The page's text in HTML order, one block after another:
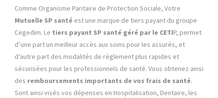
Comme Organisme Paritaire de Protection Sociale, Votre
Mutuelle SP santé est une marque de tiers payant du groupe
Cegedim. Le tiers payant SP santé géré par le CETIP, permet
d’une part un meilleur accès aux soins pour les assurés, et
d’autre part des modalités de règlement plus rapides et
sécurisées pour les professionnels de santé. Vous obtenez ainsi
des remboursements importants de vos frais de santé.
Sont ainsi visés vos dépenses en Hospitalisation, Dentaire, les